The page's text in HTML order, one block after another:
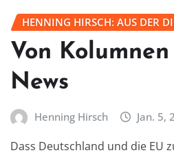
HENNING HIRSCH: AUS DER
Von
News
Henning Hirsch Jan. 5,
Dass Deutschland und die EU